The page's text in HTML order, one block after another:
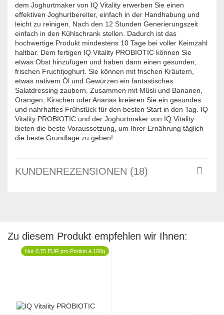
dem Joghurtmaker von IQ Vitality erwerben Sie einen
effektiven Joghurtbereiter, einfach in der Handhabung und
leicht zu reinigen. Nach den 12 Stunden Generierungszeit
einfach in den Kühlschrank stellen. Dadurch ist das
hochwertige Produkt mindestens 10 Tage bei voller Keimzahl
haltbar. Dem fertigen IQ Vitality PROBIOTIC können Sie
etwas Obst hinzufügen und haben dann einen gesunden,
frischen Fruchtjoghurt. Sie können mit frischen Kräutern,
etwas nativem Öl und Gewürzen ein fantastisches
Salatdressing zaubern. Zusammen mit Müsli und Bananen,
Orangen, Kirschen oder Ananas kreieren Sie ein gesundes
und nahrhaftes Frühstück für den besten Start in den Tag. IQ
Vitality PROBIOTIC und der Joghurtmaker von IQ Vitality
bieten die beste Voraussetzung, um Ihrer Ernährung täglich
die beste Grundlage zu geben!
günstig
KUNDENREZENSIONEN (18)
Zu diesem Produkt empfehlen wir Ihnen:
Nur 0,75 EUR pro Portion á 100g